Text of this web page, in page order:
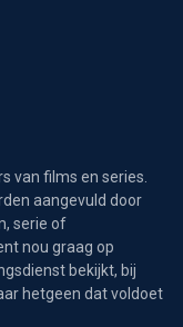
van films en series.
aangevuld door
serie of
nou graag op
bekijkt, bij
hetgeen dat voldoet